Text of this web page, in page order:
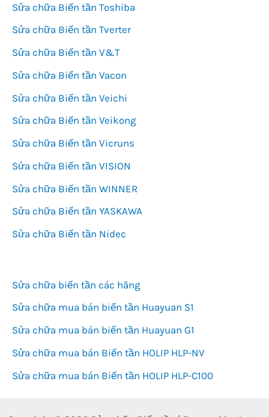
Sửa chữa Biến tần Toshiba
Sửa chữa Biến tần Tverter
Sửa chữa Biến tần V&T
Sửa chữa Biến tần Vacon
Sửa chữa Biến tần Veichi
Sửa chữa Biến tần Veikong
Sửa chữa Biến tần Vicruns
Sửa chữa Biến tần VISION
Sửa chữa Biến tần WINNER
Sửa chữa Biến tần YASKAWA
Sửa chữa Biến tần Nidec
Sửa chữa biến tần các hãng
Sửa chữa mua bán biến tần Huayuan S1
Sửa chữa mua bán biến tần Huayuan G1
Sửa chữa mua bán Biến tần HOLIP HLP-NV
Sửa chữa mua bán Biến tần HOLIP HLP-C100